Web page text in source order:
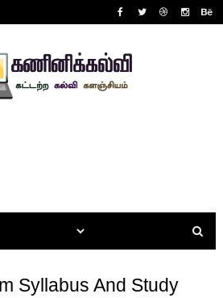
Syllabus And Study